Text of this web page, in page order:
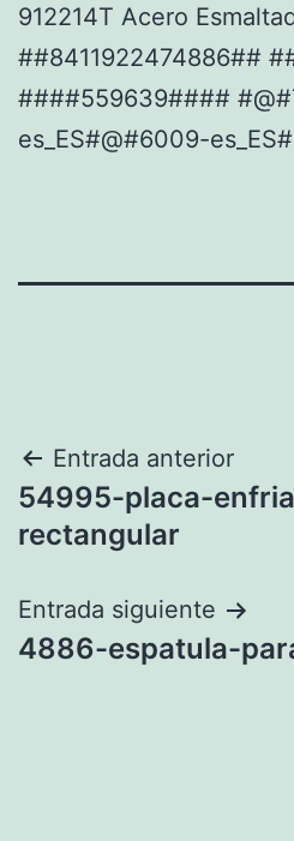
912214T Acero
##8411922474886##
####559639####
es_ES#@#6009-
Navegación
de
Entrada anterior
54995-placa-
rectangular
Entrada siguiente
4886-espatula-